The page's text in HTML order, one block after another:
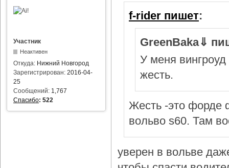
Участник
Неактивен
Откуда: Нижний Новгород
Зарегистрирован: 2016-04-
25
Сообщений: 1,767
Спасибо: 522
f-rider пишет:
GreenBaka⇓
У меня вингроуд
жесть.
Жесть -это форде
вольво s60. Там
уверен в вольве